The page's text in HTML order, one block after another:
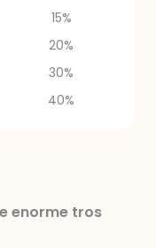
15%
20%
30%
40%
enorme tros